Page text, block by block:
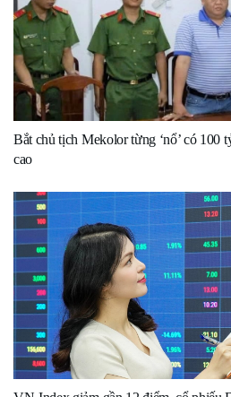
Bắt chủ tịch Mekolor từng ‘nổ’ có 100
cao